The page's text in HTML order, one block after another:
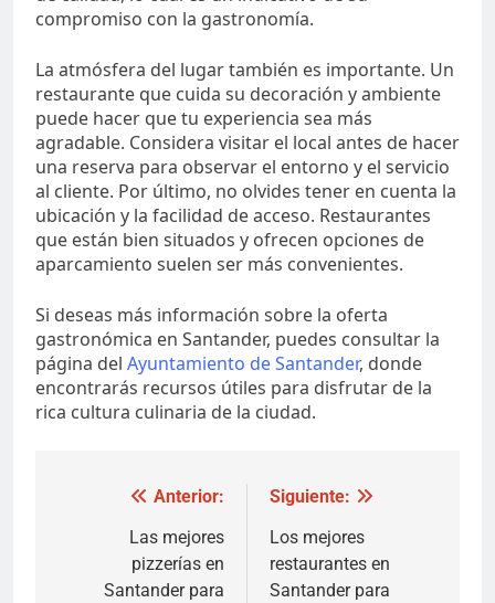
compromiso con la gastronomía.
La atmósfera del lugar también es importante. Un
restaurante que cuida su decoración y ambiente
puede hacer que tu experiencia sea más
agradable. Considera visitar el local antes de hacer
una reserva para observar el entorno y el servicio
al cliente. Por último, no olvides tener en cuenta la
ubicación y la facilidad de acceso. Restaurantes
que están bien situados y ofrecen opciones de
aparcamiento suelen ser más convenientes.
Si deseas más información sobre la oferta
gastronómica en Santander, puedes consultar la
página del Ayuntamiento de Santander, donde
encontrarás recursos útiles para disfrutar de la
rica cultura culinaria de la ciudad.
Navegación
entradas
Anterior:
Las mejores
pizzerías en
Santander para
Siguiente:
Los mejores
restaurantes en
Santander para